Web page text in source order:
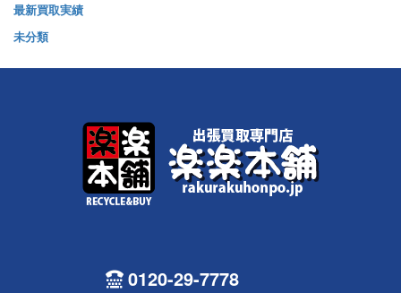
最新買取実績
未分類
0120-29-7778